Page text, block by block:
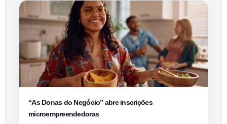
“As Donas do Negócio” abre inscrições
microempreendedoras